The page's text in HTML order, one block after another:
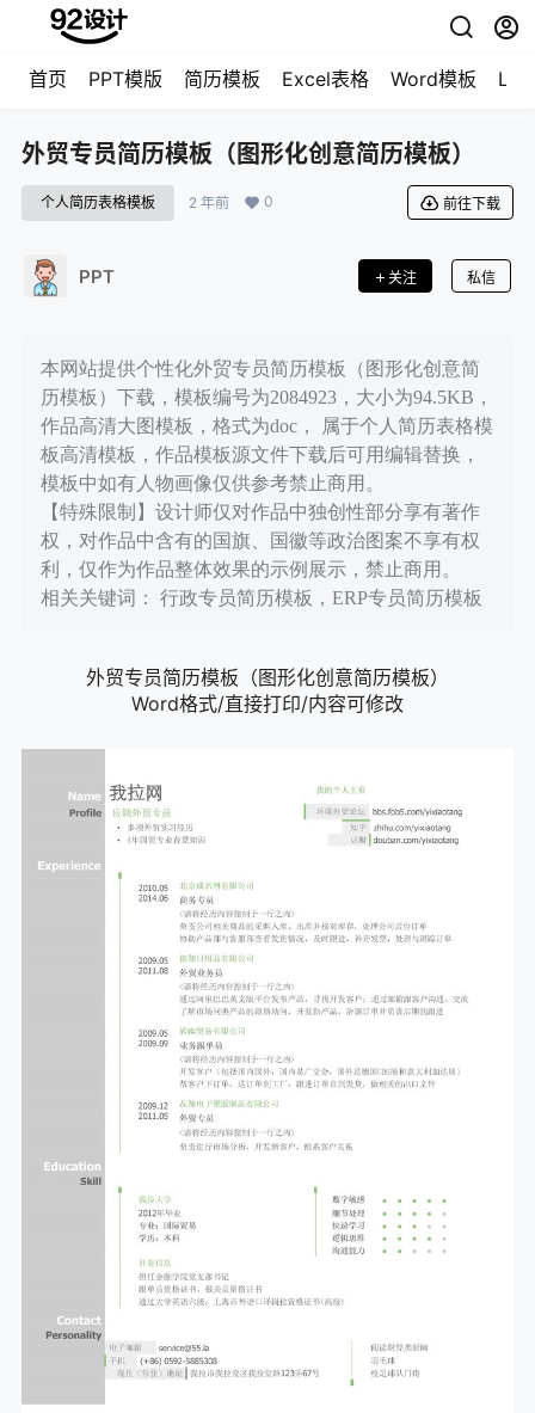
首页 PPT模版 简历模板 Excel表格 Word模板
外贸专员简历模板（图形化创意简历模板）
个人简历表格模板 2 年前 0 前往下载
PPT 关注 私信
本网站提供个性化外贸专员简历模板（图形化创意简
历模板）下载，模板编号为2084923，大小为94.5KB，
作品高清大图模板，格式为doc， 属于个人简历表格模
板高清模板，作品模板源文件下载后可用编辑替换，
模板中如有人物画像仅供参考禁止商用。
【特殊限制】设计师仅对作品中独创性部分享有著作
权，对作品中含有的国旗、国徽等政治图案不享有权
利，仅作为作品整体效果的示例展示，禁止商用。
相关关键词： 行政专员简历模板，ERP专员简历模板
外贸专员简历模板（图形化创意简历模板）
Word格式/直接打印/内容可修改